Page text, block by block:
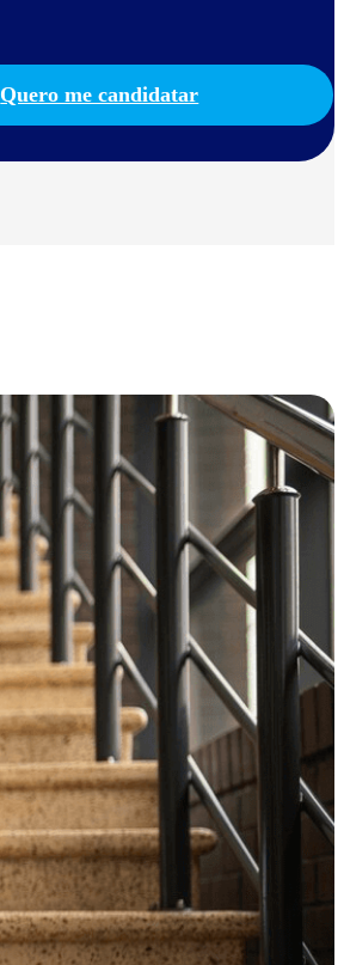
Quero me candidatar